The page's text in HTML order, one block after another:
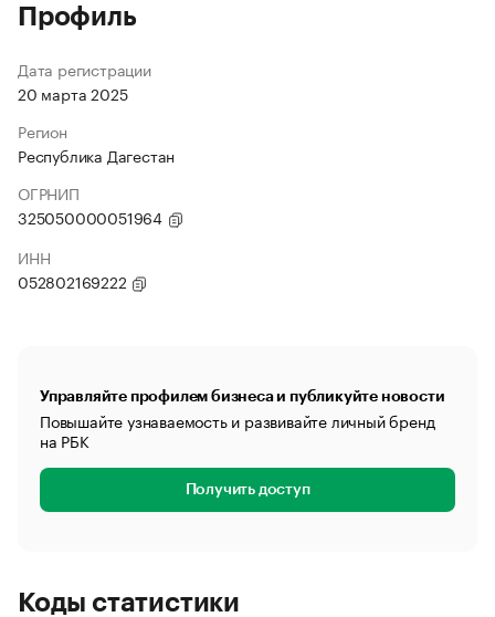
Профиль
Дата регистрации
20 марта 2025
Регион
Республика Дагестан
ОГРНИП
325050000051964
ИНН
052802169222
Управляйте профилем бизнеса и публикуйте новости
Повышайте узнаваемость и развивайте личный бренд
на РБК
Получить доступ
Коды статистики